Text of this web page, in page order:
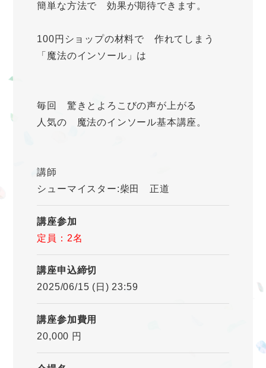
簡単な方法で 効果が期待できます。
100円ショップの材料で 作れてしまう
「魔法のインソール」は
毎回 驚きとよろこびの声が上がる
人気の 魔法のインソール基本講座。
講師
シューマイスター:柴田 正道
講座参加
定員：2名
講座申込締切
2025/06/15 (日) 23:59
講座参加費用
20,000 円